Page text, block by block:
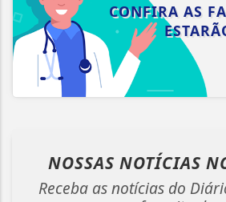
CONFIRA AS
NOSSAS NOTÍCIAS
Receba as notícias do